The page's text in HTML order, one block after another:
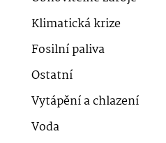
Klimatická krize
Fosilní paliva
Ostatní
Vytápění a chlazení
Voda